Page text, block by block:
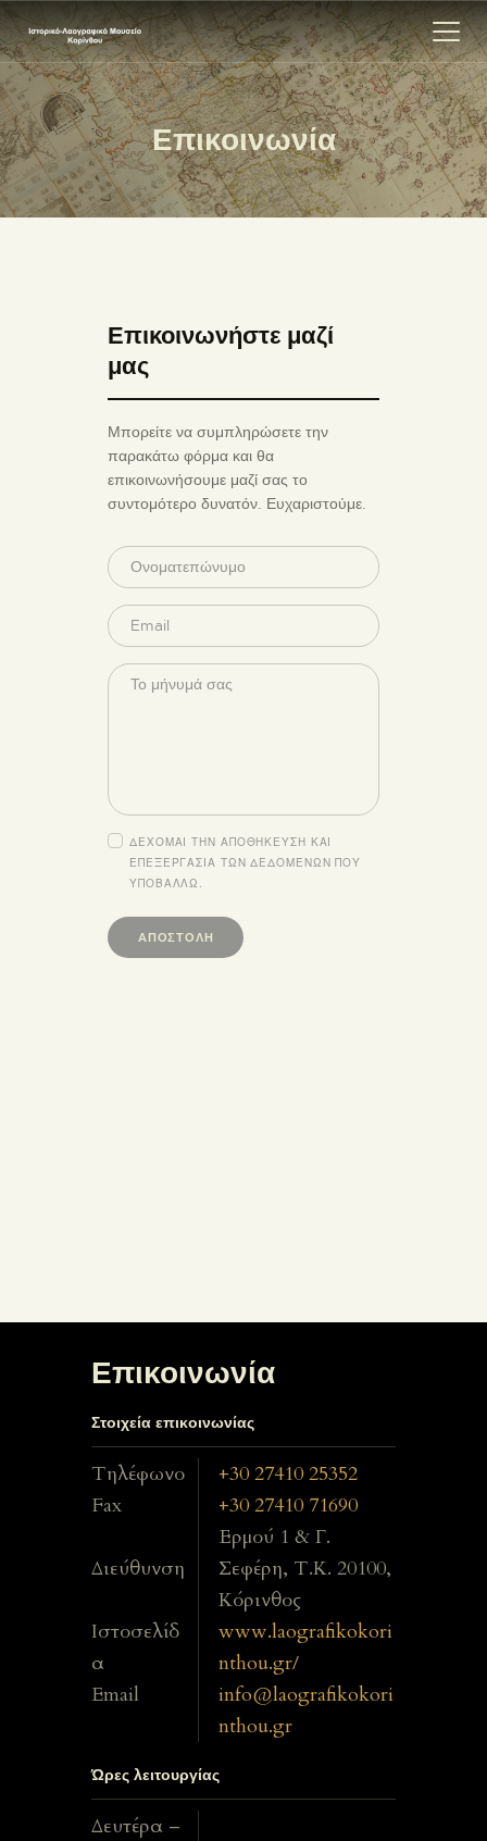
Επικοινωνία
ΑΡΧΙΚΗ
ΕΚΘΕΣΗ
ΣΧΕΤΙΚΑ
Επικοινωνήστε μαζί
μας
Μπορείτε να συμπληρώσετε την
παρακάτω φόρμα και θα
επικοινωνήσουμε μαζί σας το
συντομότερο δυνατόν. Ευχαριστούμε.
ΔΕΧΟΜΑΙ ΤΗΝ ΑΠΟΘΗΚΕΥΣΗ ΚΑΙ
ΕΠΕΞΕΡΓΑΣΙΑ ΤΩΝ ΔΕΔΟΜΕΝΩΝ ΠΟΥ
ΥΠΟΒΑΛΛΩ.
Επικοινωνία
Στοιχεία επικοινωνίας
Τηλέφωνο
+30 27410 25352
Fax
+30 27410 71690
Διεύθυνση
Ερμού 1 & Γ.
Σεφέρη, Τ.Κ. 20100,
Κόρινθος
Ιστοσελίδ
α
www.laografikokori
nthou.gr/
Email
info@laografikokori
nthou.gr
Ώρες λειτουργίας
Δευτέρα –